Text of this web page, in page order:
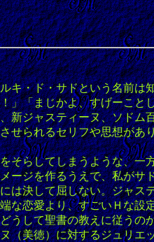
キ・ド・サドという名前は
」「まじかよ、すげーこと
新ジャスティーヌ、ソドム
せられるセリフや思想があ
そらしてしまうような、一
ージを作るうえで、私がサ
は決して屈しない。ジャス
な恋愛より、すごいＨな設
うして聖書の教えに従うの
（美徳）に対するジュリエ